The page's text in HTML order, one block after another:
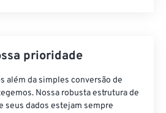
prioridade
além da simples conversão de
Nossa robusta estrutura de
seus dados estejam sempre